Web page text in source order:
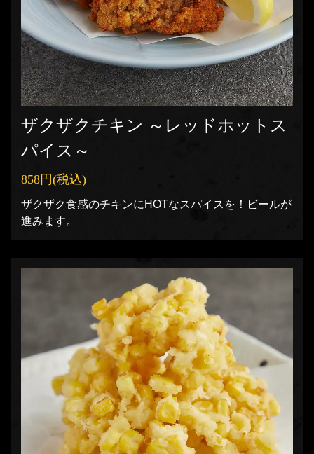
ザクザクチキン ～レッドホットス
パイス～
858円(税込)
ザクザク食感のチキンにHOTなスパイスを！ビールが
進みます。